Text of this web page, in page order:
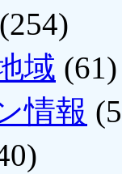
(254)
域 (61)
情報